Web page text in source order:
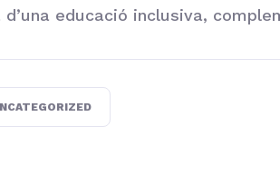
d’una educació inclusiva,